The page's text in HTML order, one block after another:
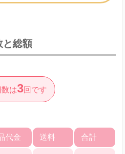
と総額
は3回です
代金 送料 合計